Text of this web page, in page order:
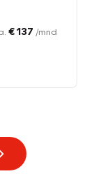
€ 137 /mnd